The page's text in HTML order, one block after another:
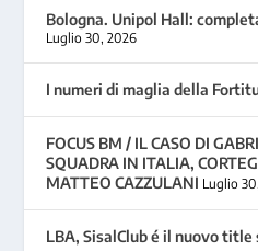
Bologna. Unipol Hall:
Luglio 30, 2026
I numeri di maglia della
FOCUS BM / IL CASO DI
SQUADRA IN ITALIA,
MATTEO CAZZULANI Luglio
LBA, SisalClub é il nuovo title